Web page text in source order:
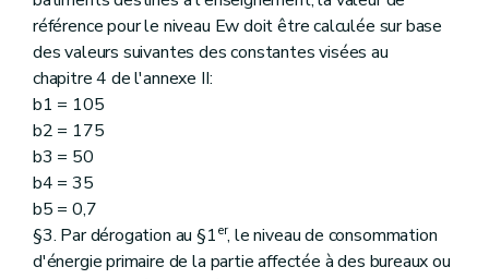
référence pour le niveau Ew doit être calculée sur base
des valeurs suivantes des constantes visées au
chapitre 4 de l'annexe II:
b1 = 105
b2 = 175
b3 = 50
b4 = 35
b5 = 0,7
§3. Par dérogation au §1er, le niveau de consommation
d'énergie primaire de la partie affectée à des bureaux ou